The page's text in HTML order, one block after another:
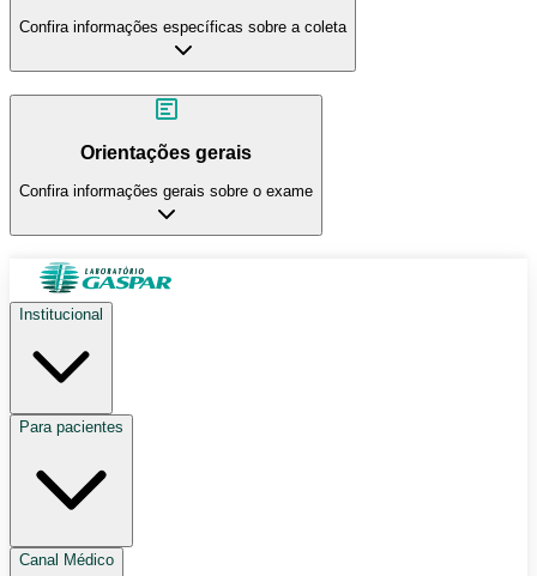
Confira informações específicas sobre a coleta
Orientações gerais
Confira informações gerais sobre o exame
Institucional
Para pacientes
Canal Médico